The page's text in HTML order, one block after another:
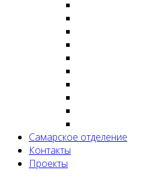
Самарское отделение
Контакты
Проекты